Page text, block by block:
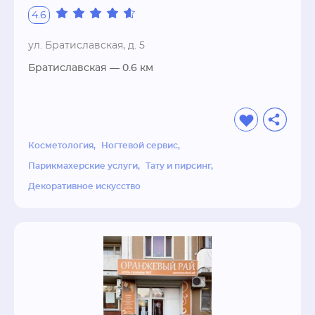
наращивание ногтей, лечение ногтей, Shellac)
тату салон (художественная татуировка любой
сложности, тату, татуаж) по умеренным ценам.
4.6
ул. Братиславская, д. 5
Братиславская — 0.6 км
Косметология Ногтевой сервис
Парикмахерские услуги Тату и пирсинг
Декоративное искусство